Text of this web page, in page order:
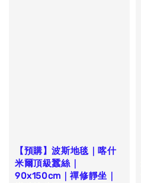
【預購】波斯地毯｜喀什
米爾頂級蠶絲｜
90x150cm｜禪修靜坐｜